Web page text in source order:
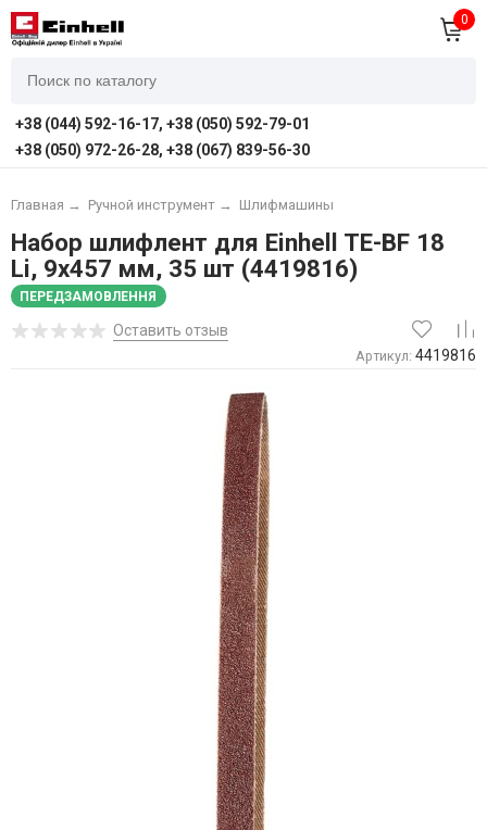
0
+38 (044) 592-16-17, +38 (050) 592-79-01
+38 (050) 972-26-28, +38 (067) 839-56-30
Главная → Ручной инструмент → Шлифмашины
Набор шлифлент для Einhell TE-BF 18
Li, 9x457 мм, 35 шт (4419816)
ПЕРЕДЗАМОВЛЕННЯ
Оставить отзыв
Артикул: 4419816